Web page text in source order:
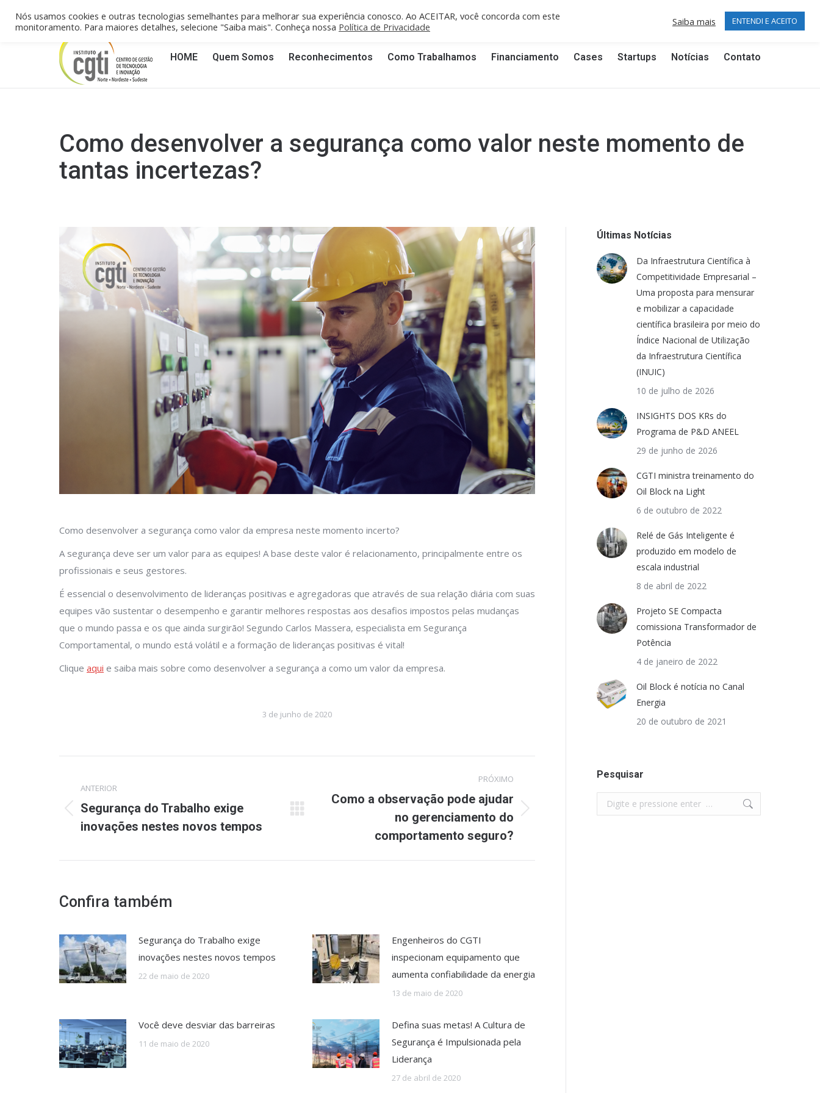
Campinas/SP (19) 3258-4148 Recife/PE: recife@cgti.org.br Porto Velho/RO: portovelho@cgti.org.br
Facebook
opens opens
Publicações Técnicas (5.875 artigos)
HOME Quem Somos Reconhecimentos Como Trabalhamos Financiamento Cases Startups Notícias Contato
Como desenvolver a segurança como valor neste momento de
tantas incertezas?
Como desenvolver a segurança como valor da empresa neste momento incerto?
A segurança deve ser um valor para as equipes! A base deste valor é relacionamento, principalmente entre os
profissionais e seus gestores.
É essencial o desenvolvimento de lideranças positivas e agregadoras que através de sua relação diária com suas
equipes vão sustentar o desempenho e garantir melhores respostas aos desafios impostos pelas mudanças
que o mundo passa e os que ainda surgirão! Segundo Carlos Massera, especialista em Segurança
Comportamental, o mundo está volátil e a formação de lideranças positivas é vital!
Clique aqui e saiba mais sobre como desenvolver a segurança a como um valor da empresa.
3 de junho de 2020
de
post:
ANTERIOR
Post
anterior:
Segurança do Trabalho exige
inovações nestes novos tempos
PRÓXIMO
Como a observação pode ajudar
no gerenciamento do
comportamento seguro?
Confira também
Segurança do Trabalho exige
inovações nestes novos tempos
22 de maio de 2020
Engenheiros do CGTI
inspecionam equipamento que
aumenta confiabilidade da energia
13 de maio de 2020
Você deve desviar das barreiras
11 de maio de 2020
Defina suas metas! A Cultura de
Segurança é Impulsionada pela
Liderança
27 de abril de 2020
Últimas Notícias
Da Infraestrutura Científica à
Competitividade Empresarial –
Uma proposta para mensurar
e mobilizar a capacidade
científica brasileira por meio do
Índice Nacional de Utilização
da Infraestrutura Científica
(INUIC)
10 de julho de 2026
INSIGHTS DOS KRs do
Programa de P&D ANEEL
29 de junho de 2026
CGTI ministra treinamento do
Oil Block na Light
6 de outubro de 2022
Relé de Gás Inteligente é
produzido em modelo de
escala industrial
8 de abril de 2022
Projeto SE Compacta
comissiona Transformador de
Potência
4 de janeiro de 2022
Oil Block é notícia no Canal
Energia
20 de outubro de 2021
Pesquisar
Search:
Nós usamos cookies e outras tecnologias semelhantes para melhorar sua experiência conosco. Ao ACEITAR, você concorda com este
monitoramento. Para maiores detalhes, selecione "Saiba mais". Conheça nossa Política de Privacidade Saiba mais ENTENDI E ACEITO